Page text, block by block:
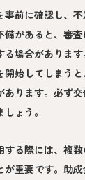
前に確認し、
備があると、審
る場合がありま
始してしまう
あります。必ず
ょう。
る際には、複
重要です。助